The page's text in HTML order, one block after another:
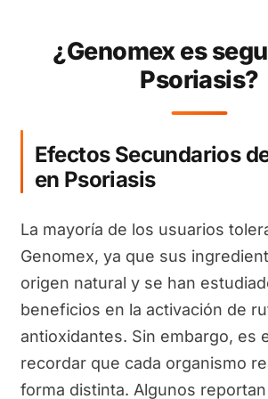
¿Genomex es
Psoriasis?
Efectos Secundarios
en Psoriasis
La mayoría de los usuarios
Genomex, ya que sus
origen natural y se han
beneficios en la activación de
antioxidantes. Sin embargo, es
recordar que cada organismo
forma distinta. Algunos